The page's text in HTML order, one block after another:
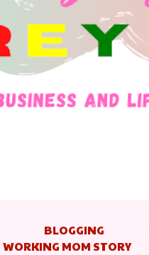
BLOGGING
WORKING MOM STORY